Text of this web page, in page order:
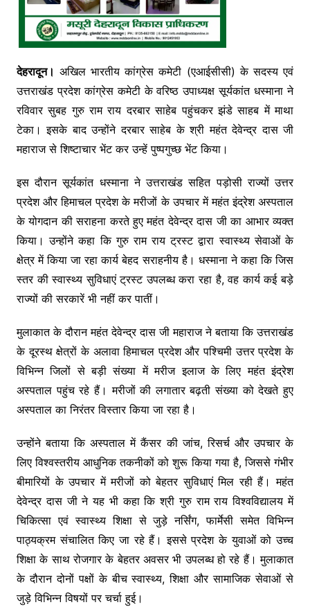
देहरादून। अखिल भारतीय कांग्रेस कमेटी (एआईसीसी) के सदस्य एवं
उत्तराखंड प्रदेश कांग्रेस कमेटी के वरिष्ठ उपाध्यक्ष सूर्यकांत धस्माना ने
रविवार सुबह गुरु राम राय दरबार साहेब पहुंचकर झंडे साहब में माथा
टेका। इसके बाद उन्होंने दरबार साहेब के श्री महंत देवेन्द्र दास जी
महाराज से शिष्टाचार भेंट कर उन्हें पुष्पगुच्छ भेंट किया।
इस दौरान सूर्यकांत धस्माना ने उत्तराखंड सहित पड़ोसी राज्यों उत्तर
प्रदेश और हिमाचल प्रदेश के मरीजों के उपचार में महंत इंद्रेश अस्पताल
के योगदान की सराहना करते हुए महंत देवेन्द्र दास जी का आभार व्यक्त
किया। उन्होंने कहा कि गुरु राम राय ट्रस्ट द्वारा स्वास्थ्य सेवाओं के
क्षेत्र में किया जा रहा कार्य बेहद सराहनीय है। धस्माना ने कहा कि जिस
स्तर की स्वास्थ्य सुविधाएं ट्रस्ट उपलब्ध करा रहा है, वह कार्य कई बड़े
राज्यों की सरकारें भी नहीं कर पातीं।
मुलाकात के दौरान महंत देवेन्द्र दास जी महाराज ने बताया कि उत्तराखंड
के दूरस्थ क्षेत्रों के अलावा हिमाचल प्रदेश और पश्चिमी उत्तर प्रदेश के
विभिन्न जिलों से बड़ी संख्या में मरीज इलाज के लिए महंत इंद्रेश
अस्पताल पहुंच रहे हैं। मरीजों की लगातार बढ़ती संख्या को देखते हुए
अस्पताल का निरंतर विस्तार किया जा रहा है।
उन्होंने बताया कि अस्पताल में कैंसर की जांच, रिसर्च और उपचार के
लिए विश्वस्तरीय आधुनिक तकनीकों को शुरू किया गया है, जिससे गंभीर
बीमारियों के उपचार में मरीजों को बेहतर सुविधाएं मिल रही हैं। महंत
देवेन्द्र दास जी ने यह भी कहा कि श्री गुरु राम राय विश्वविद्यालय में
चिकित्सा एवं स्वास्थ्य शिक्षा से जुड़े नर्सिंग, फार्मेसी समेत विभिन्न
पाठ्यक्रम संचालित किए जा रहे हैं। इससे प्रदेश के युवाओं को उच्च
शिक्षा के साथ रोजगार के बेहतर अवसर भी उपलब्ध हो रहे हैं। मुलाकात
के दौरान दोनों पक्षों के बीच स्वास्थ्य, शिक्षा और सामाजिक सेवाओं से
जुड़े विभिन्न विषयों पर चर्चा हुई।